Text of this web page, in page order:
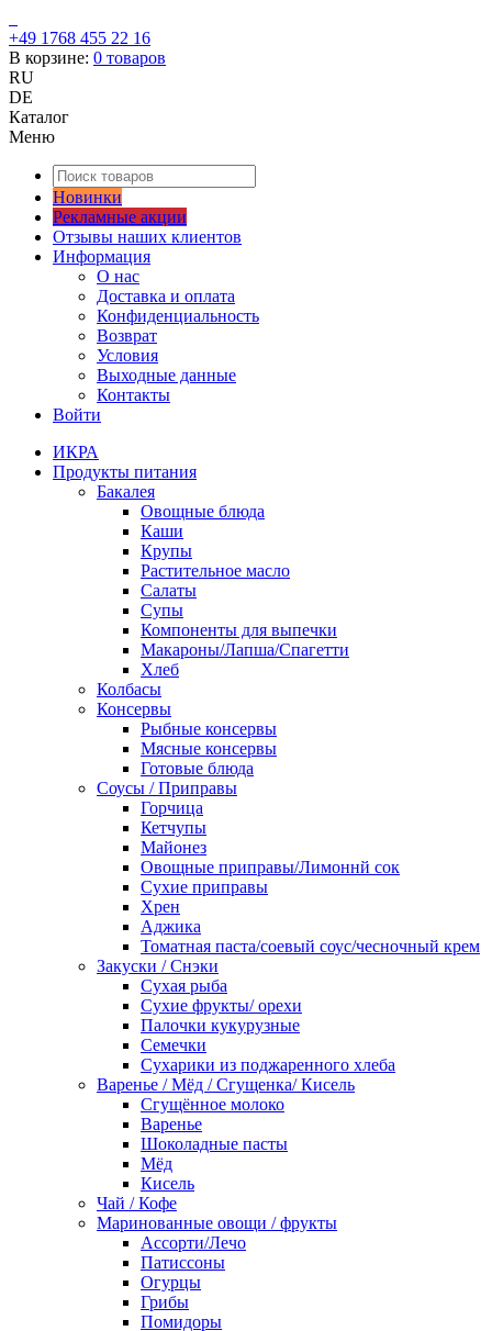
+49 1768 455 22 16
В корзине: 0 товаров
RU
DE
Каталог
Меню
Новинки
Рекламные акции
Отзывы наших клиентов
Информация
О нас
Доставка и оплата
Конфиденциальность
Возврат
Условия
Выходные данные
Контакты
Войти
ИКРА
Продукты питания
Бакалея
Овощные блюда
Каши
Крупы
Растительное масло
Салаты
Супы
Компоненты для выпечки
Макароны/Лапша/Спагетти
Хлеб
Колбасы
Консервы
Рыбные консервы
Мясные консервы
Готовые блюда
Соусы / Приправы
Горчица
Кетчупы
Майонез
Овощные приправы/Лимоннй сок
Сухие приправы
Хрен
Аджика
Томатная паста/соевый соус/чесночный крем
Закуски / Снэки
Сухая рыба
Сухие фрукты/ орехи
Палочки кукурузные
Семечки
Сухарики из поджаренного хлеба
Варенье / Мёд / Сгущенка/ Кисель
Сгущённое молоко
Варенье
Шоколадные пасты
Мёд
Кисель
Чай / Кофе
Маринованные овощи / фрукты
Ассорти/Лечо
Патиссоны
Огурцы
Грибы
Помидоры